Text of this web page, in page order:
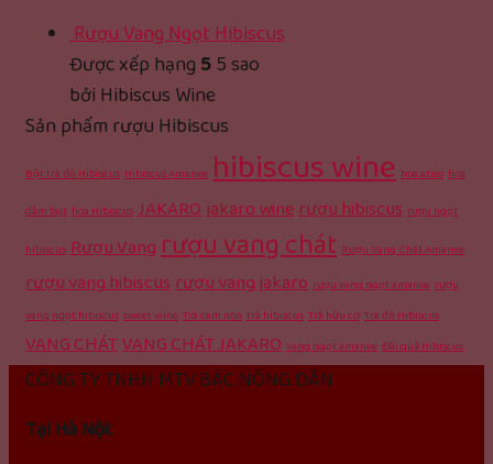
Rượu Vang Ngọt Hibiscus
Được xếp hạng5 5 sao
bởi Hibiscus Wine
Sản phẩm rượu Hibiscus
Bột trà đỏ Hibiscus Hibiscus Amanee hibiscus wine hoa atiso hoa
dâm bụt hoa Hibiscus JAKAROjakaro winerượu hibiscus rượu ngọt
hibiscus Rượu Vangrượu vang chát Rượu Vang Chát Amanee
rượu vang hibiscusrượu vang jakaro rượu vang ngọt amanee rượu
vang ngọt hibiscus sweet wine Trà cam non trà hibiscus Trà hữu cơ Trà đỏ Hibiscus
VANG CHÁTVANG CHÁT JAKARO vang ngọt amanee Đài quả Hibiscus
CÔNG TY TNHH MTV BÁC NÔNG DÂN
Tại Hà Nội: